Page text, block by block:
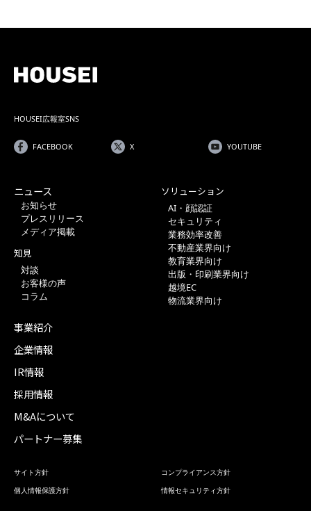
HOUSEI広報室SNS
FACEBOOK X YOUTUBE
ニュース
お知らせ
プレスリリース
メディア掲載
知見
対談
お客様の声
コラム
ソリューション
AI・顔認証
セキュリティ
業務効率改善
不動産業界向け
教育業界向け
出版・印刷業界向け
越境EC
物流業界向け
事業紹介
企業情報
IR情報
採用情報
M&Aについて
パートナー募集
サイト方針
コンプライアンス方針
個人情報保護方針
情報セキュリティ方針